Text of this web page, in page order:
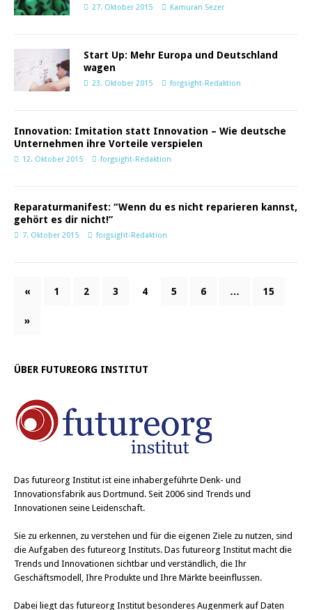
27. Oktober 2015 Kamuran Sezer
Start Up: Mehr Europa und Deutschland
wagen
23. Oktober 2015 forgsight-Redaktion
Innovation: Imitation statt Innovation – Wie deutsche
Unternehmen ihre Vorteile verspielen
12. Oktober 2015 forgsight-Redaktion
Reparaturmanifest: “Wenn du es nicht reparieren kannst,
gehört es dir nicht!”
7. Oktober 2015 forgsight-Redaktion
« 1 2 3 4 5 6 … 15
»
ÜBER FUTUREORG INSTITUT
Das futureorg Institut ist eine inhabergeführte Denk- und
Innovationsfabrik aus Dortmund. Seit 2006 sind Trends und
Innovationen seine Leidenschaft.
Sie zu erkennen, zu verstehen und für die eigenen Ziele zu nutzen, sind
die Aufgaben des futureorg Instituts. Das futureorg Institut macht die
Trends und Innovationen sichtbar und verständlich, die Ihr
Geschäftsmodell, Ihre Produkte und Ihre Märkte beeinflussen.
Dabei liegt das futureorg Institut besonderes Augenmerk auf Daten